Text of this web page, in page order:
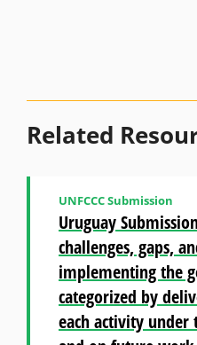
Related
Uruguay
challenges, gaps,
implementing the
categorized by
each activity under
UNFCCC Submission